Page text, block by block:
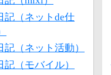
記（ネットde仕
記（ネット活動）
記（モバイル）